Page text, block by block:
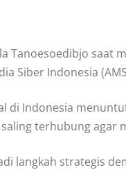
Tanoesoedibjo saat
Siber Indonesia
di Indonesia
terhubung
langkah strategis